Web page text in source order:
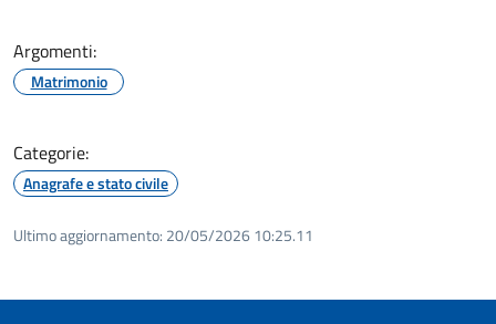
Argomenti:
Matrimonio
Categorie:
Anagrafe e stato civile
Ultimo aggiornamento: 20/05/2026 10:25.11